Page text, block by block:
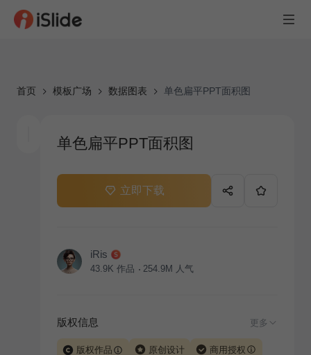
首页 模板广场 数据图表 单色扁平PPT面积图
单色扁平PPT面积图
立即下载
iRis
43.9K 作品 254.9M 人气
版权信息 更多
版权作品 原创设计 商用授权